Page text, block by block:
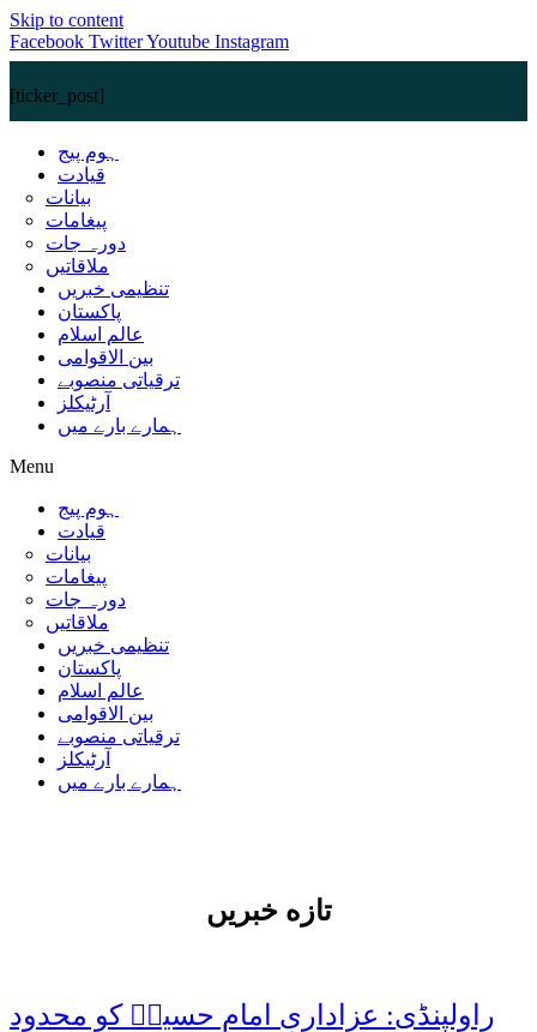
Skip to content
Facebook TwitterYoutube Instagram
[ticker_post]
ہوم پیج
قیادت
بیانات
پیغامات
دورہ جات
ملاقاتیں
تنظیمی خبریں
پاکستان
عالم اسلام
بین الاقوامی
ترقیاتی منصوبے
آرٹیکلز
ہمارے بارے میں
Menu
ہوم پیج
قیادت
بیانات
پیغامات
دورہ جات
ملاقاتیں
تنظیمی خبریں
پاکستان
عالم اسلام
بین الاقوامی
ترقیاتی منصوبے
آرٹیکلز
ہمارے بارے میں
تازه خبریں
راولپنڈی: عزاداریِ امام حسینؑ کو محدود